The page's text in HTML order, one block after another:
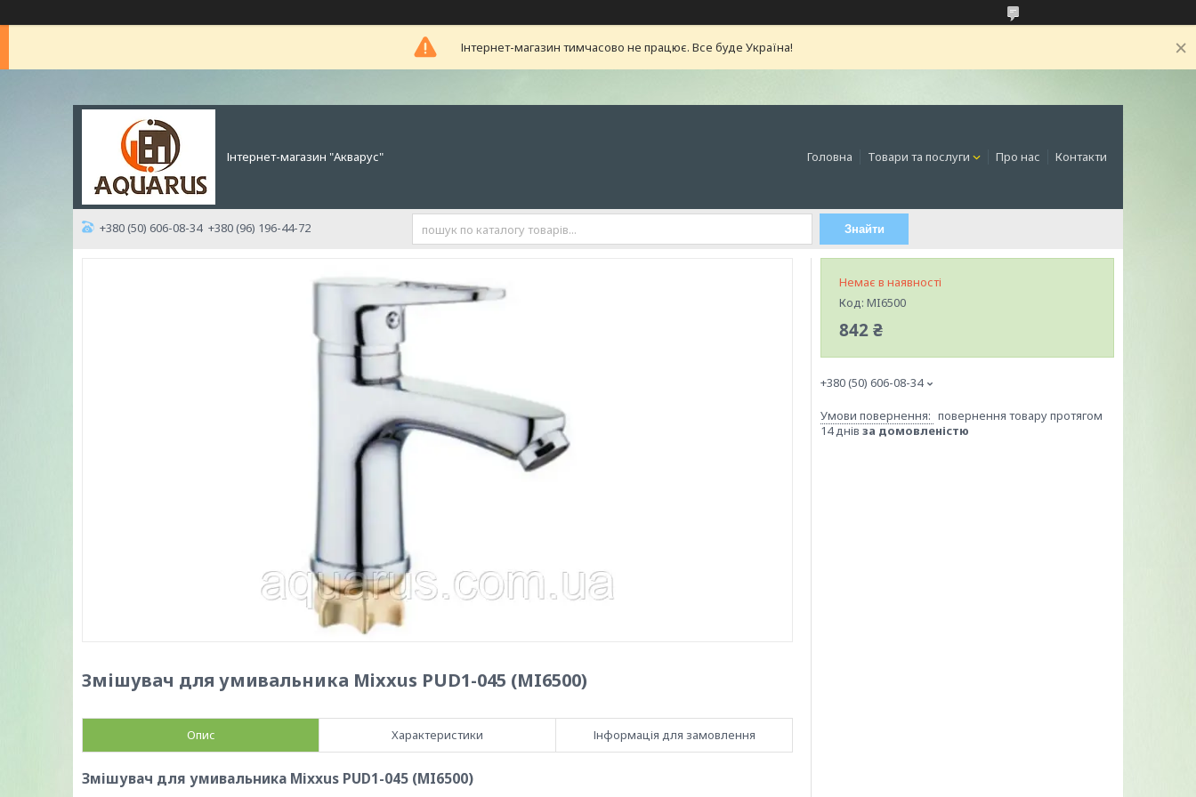
Інтернет-магазин тимчасово не працює. Все буде Україна!
Інтернет-магазин "Акварус" Головна Товари та послуги Про нас Контакти
+380 (50) 606-08-34 +380 (96) 196-44-72 Знайти
Змішувач для умивальника Mixxus PUD1-045 (MI6500)
Опис Характеристики Інформація для замовлення
Змішувач для умивальника Mixxus PUD1-045 (MI6500)
Немає в наявності
Код: MI6500
842 ₴
+380 (50) 606-08-34
повернення товару протягом
14 днів за домовленістю